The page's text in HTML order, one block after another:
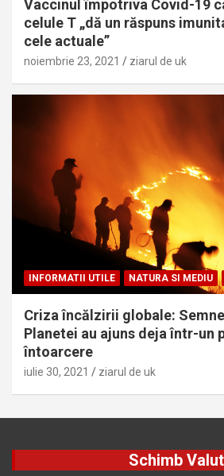
Vaccinul împotriva Covid-19
celule T „dă un răspuns
cele actuale”
noiembrie 23, 2021 ziarul de uk
INFORMATII UTILE NATURA SI MEDIU
Criza încălzirii globale:
Planetei au ajuns deja într-un
întoarcere
iulie 30, 2021 ziarul de uk
Schimb